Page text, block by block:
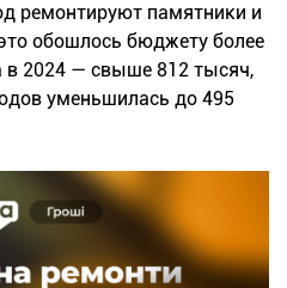
ремонтируют памятники и
обошлось бюджету более
в 2024 — свыше 812 тысяч,
уменьшилась до 495